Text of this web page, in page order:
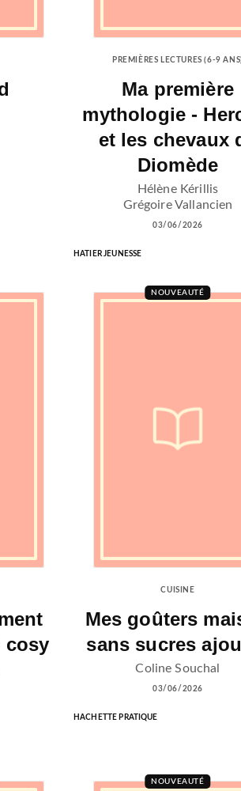
PREMIÈRES LECTURES (6-9
Ma première
mythologie -
et les chevaux
Diomède
Hélène Kérillis
Grégoire Vallancien
03/06/2026
HATIER JEUNESSE
cosy
NOUVEAUTÉ
CUISINE
Mes goûters
sans sucres
Coline Souchal
03/06/2026
HACHETTE PRATIQUE
NOUVEAUTÉ